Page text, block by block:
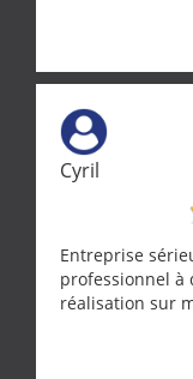
Cyril
Entreprise
professionnel à
réalisation sur